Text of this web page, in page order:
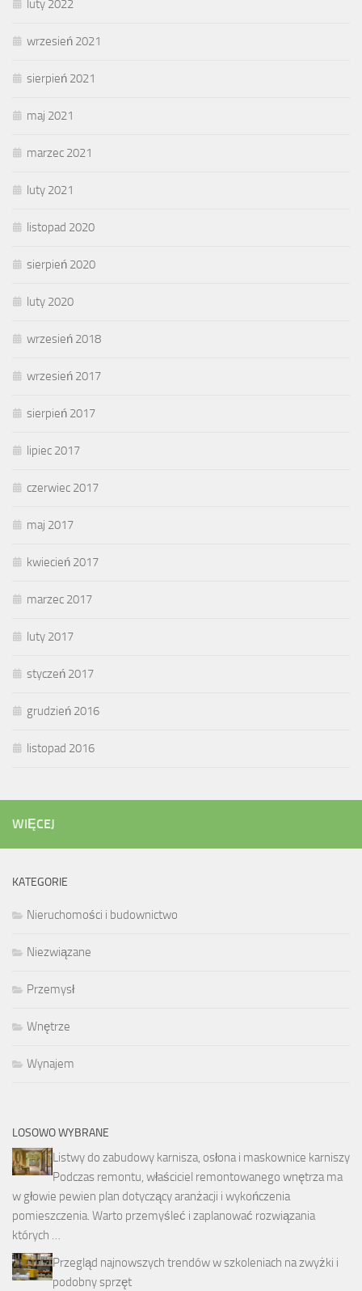
luty 2022
wrzesień 2021
sierpień 2021
maj 2021
marzec 2021
luty 2021
listopad 2020
sierpień 2020
luty 2020
wrzesień 2018
wrzesień 2017
sierpień 2017
lipiec 2017
czerwiec 2017
maj 2017
kwiecień 2017
marzec 2017
luty 2017
styczeń 2017
grudzień 2016
listopad 2016
WIĘCEJ
KATEGORIE
Nieruchomości i budownictwo
Niezwiązane
Przemysł
Wnętrze
Wynajem
LOSOWO WYBRANE
Listwy do zabudowy karnisza, osłona i maskownice karniszy
Podczas remontu, właściciel remontowanego wnętrza ma
w głowie pewien plan dotyczący aranżacji i wykończenia
pomieszczenia. Warto przemyśleć i zaplanować rozwiązania
których …
Przegląd najnowszych trendów w szkoleniach na zwyżki i
podobny sprzęt